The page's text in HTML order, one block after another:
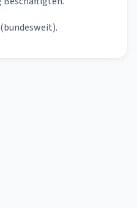
(bundesweit).